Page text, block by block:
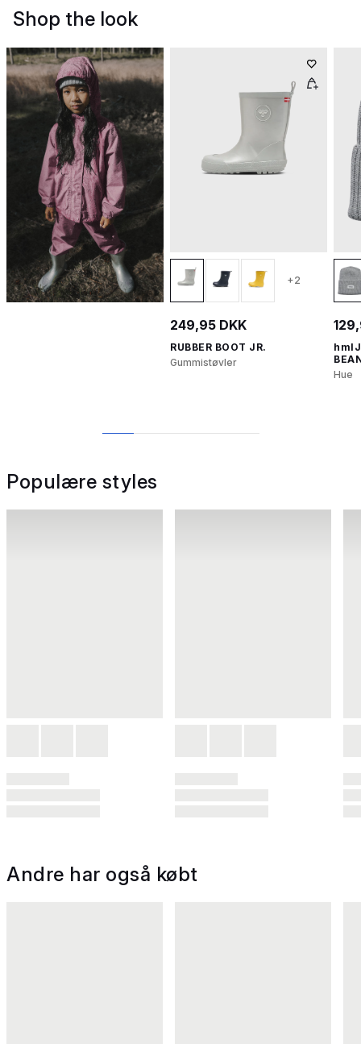
Shop the look
+2
249,95 DKK
RUBBER BOOT JR.
Gummistøvler
Hue
Populære styles
Andre har også købt